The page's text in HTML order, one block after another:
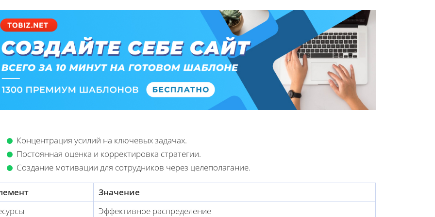
Концентрация усилий на ключевых задачах.
Постоянная оценка и корректировка стратегии.
Создание мотивации для сотрудников через целеполагание.
Значение
Эффективное распределение